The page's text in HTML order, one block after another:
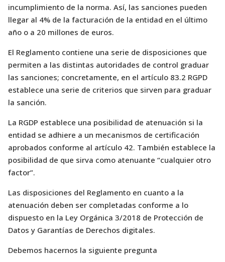
incumplimiento de la norma. Así, las sanciones pueden
llegar al 4% de la facturación de la entidad en el último
año o a 20 millones de euros.
El Reglamento contiene una serie de disposiciones que
permiten a las distintas autoridades de control graduar
las sanciones; concretamente, en el artículo 83.2 RGPD
establece una serie de criterios que sirven para graduar
la sanción.
La RGDP establece una posibilidad de atenuación si la
entidad se adhiere a un mecanismos de certificación
aprobados conforme al artículo 42. También establece la
posibilidad de que sirva como atenuante “cualquier otro
factor”.
Las disposiciones del Reglamento en cuanto a la
atenuación deben ser completadas conforme a lo
dispuesto en la Ley Orgánica 3/2018 de Protección de
Datos y Garantías de Derechos digitales.
Debemos hacernos la siguiente pregunta